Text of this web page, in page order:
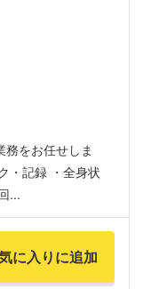
をお任せしま
・記録 ・全身状
...
に入りに追加